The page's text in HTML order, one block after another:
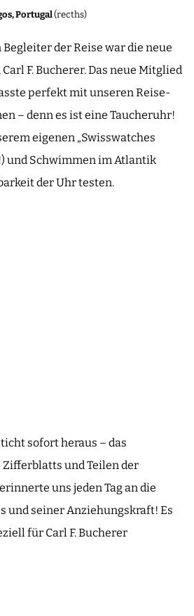
Portugal (recths)
der Reise war die neue
F. Bucherer. Das neue Mitglied
perfekt mit unseren Reise-
– denn es ist eine Taucheruhr!
eigenen „Swisswatches
und Schwimmen im Atlantik
der Uhr testen.
sofort heraus – das
und Teilen der
uns jeden Tag an die
und seiner Anziehungskraft! Es
für Carl F. Bucherer